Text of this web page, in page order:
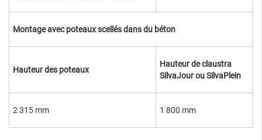
Montage avec poteaux scellés dans du béton
Hauteur des poteaux
Hauteur de claustra
SilvaJour ou SilvaPlein
2 315 mm 1 800 mm